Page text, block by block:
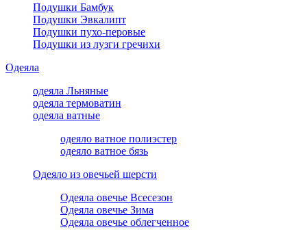
Подушки Бамбук
Подушки Эвкалипт
Подушки пухо-перовые
Подушки из лузги гречихи
Одеяла
одеяла Льняные
одеяла термоватин
одеяла ватные
одеяло ватное полиэстер
одеяло ватное бязь
Одеяло из овечьей шерсти
Одеяла овечье Всесезон
Одеяла овечье Зима
Одеяла овечье облегченное